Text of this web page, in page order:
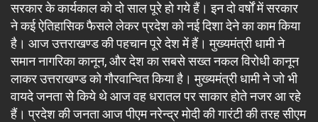
सरकार के कार्यकाल को दो साल पूरे हो गये हैं। इन दो वर्षों में सरकार
ने कई ऐतिहासिक फैसले लेकर प्रदेश को नई दिशा देने का काम किया
है। आज उत्तराखण्ड की पहचान पूरे देश में हैं। मुख्यमंत्री धामी ने
समान नागरिका कानून, और देश का सबसे सख्त नकल विरोधी कानून
लाकर उत्तराखण्ड को गौरवान्वित किया है। मुख्यमंत्री धामी ने जो भी
वायदे जनता से किये थे आज वह धरातल पर साकार होते नजर आ रहे
हैं। प्रदेश की जनता आज पीएम नरेन्द्र मोदी की गारंटी की तरह सीएम